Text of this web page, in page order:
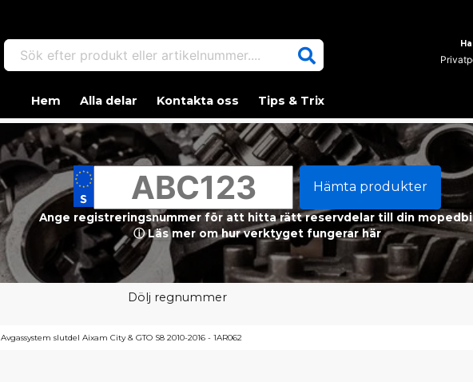
Sök efter produkt eller artikelnummer....
Hem Alla delar Kontakta oss Tips & Trix
Hämta produkter
Ange registreringsnummer för att hitta rätt reservdelar till din
ⓘ Läs mer om hur verktyget fungerar här
Dölj regnummer
Avgassystem slutdel Aixam City & GTO S8 2010-2016 - 1AR062